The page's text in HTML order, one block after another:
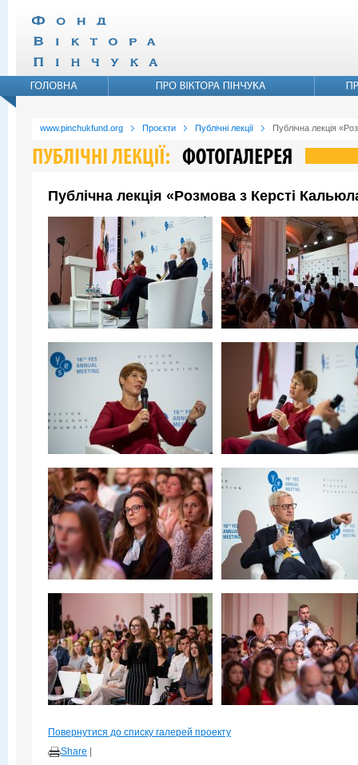
www.pinchukfund.org Проєкти Публічні лекції Публічна лекція
Публічна лекція «Розмова з Керсті
Повернутися до списку галерей проекту
Share